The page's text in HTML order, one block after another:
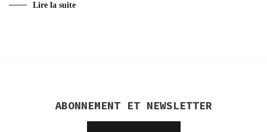
Lire la suite
ABONNEMENT ET NEWSLETTER